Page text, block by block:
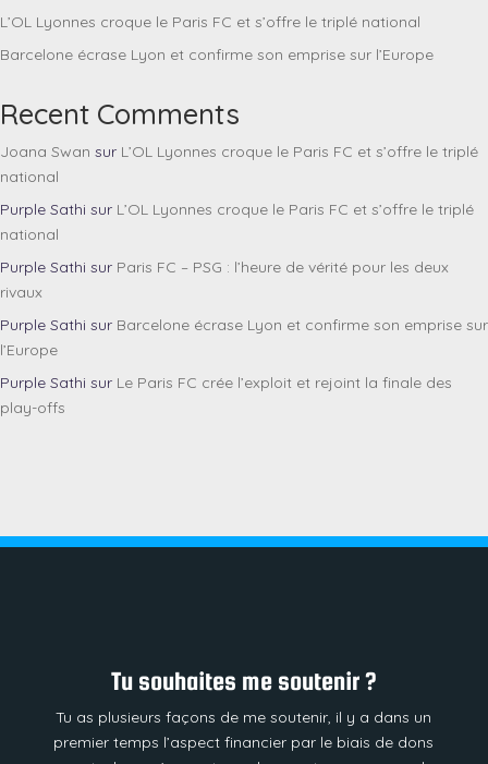
L’OL Lyonnes croque le Paris FC et s’offre le triplé national
Barcelone écrase Lyon et confirme son emprise sur l’Europe
Recent Comments
Joana Swan sur L’OL Lyonnes croque le Paris FC et s’offre le triplé
national
Purple Sathi sur L’OL Lyonnes croque le Paris FC et s’offre le triplé
national
Purple Sathi sur Paris FC – PSG : l’heure de vérité pour les deux
rivaux
Purple Sathi sur Barcelone écrase Lyon et confirme son emprise sur
l’Europe
Purple Sathi sur Le Paris FC crée l’exploit et rejoint la finale des
play-offs
Tu souhaites me soutenir ?
Tu as plusieurs façons de me soutenir, il y a dans un
premier temps l’aspect financier par le biais de dons